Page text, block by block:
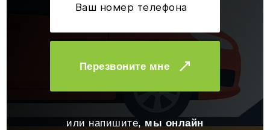
Перезвоните мне
или напишите, мы онлайн